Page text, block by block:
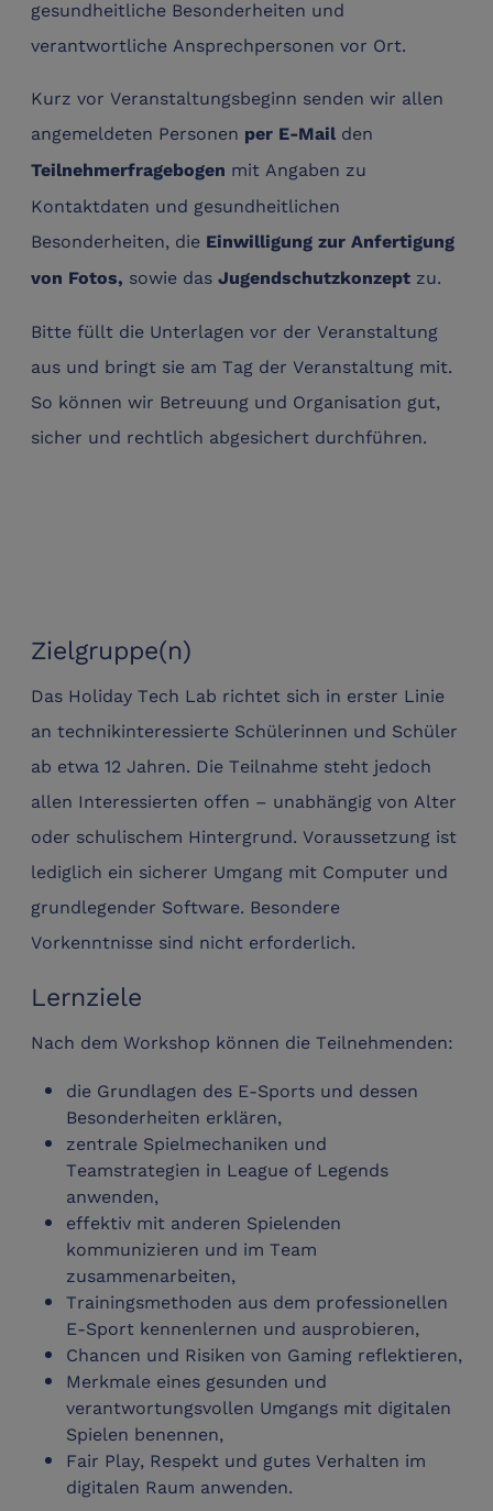
gesundheitliche Besonderheiten und
verantwortliche Ansprechpersonen vor Ort.
Kurz vor Veranstaltungsbeginn senden wir allen
angemeldeten Personen per E‑Mail den
Teilnehmerfragebogen mit Angaben zu
Kontaktdaten und gesundheitlichen
Besonderheiten, die Einwilligung zur Anfertigung
von Fotos, sowie das Jugendschutzkonzept zu.
Bitte füllt die Unterlagen vor der Veranstaltung
aus und bringt sie am Tag der Veranstaltung mit.
So können wir Betreuung und Organisation gut,
sicher und rechtlich abgesichert durchführen.
Zielgruppe(n)
Das Holiday Tech Lab richtet sich in erster Linie
an technikinteressierte Schülerinnen und Schüler
ab etwa 12 Jahren. Die Teilnahme steht jedoch
allen Interessierten offen – unabhängig von Alter
oder schulischem Hintergrund. Voraussetzung ist
lediglich ein sicherer Umgang mit Computer und
grundlegender Software. Besondere
Vorkenntnisse sind nicht erforderlich.
Lernziele
Nach dem Workshop können die Teilnehmenden:
die Grundlagen des E-Sports und dessen
Besonderheiten erklären,
zentrale Spielmechaniken und
Teamstrategien in League of Legends
anwenden,
effektiv mit anderen Spielenden
kommunizieren und im Team
zusammenarbeiten,
Trainingsmethoden aus dem professionellen
E-Sport kennenlernen und ausprobieren,
Chancen und Risiken von Gaming reflektieren,
Merkmale eines gesunden und
verantwortungsvollen Umgangs mit digitalen
Spielen benennen,
Fair Play, Respekt und gutes Verhalten im
digitalen Raum anwenden.